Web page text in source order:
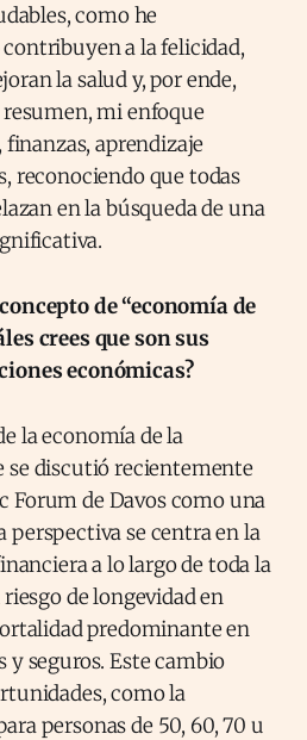
como he
a la felicidad,
la salud y, por ende,
mi enfoque
aprendizaje
reconociendo que todas
en la búsqueda de una
de “economía de
crees que son sus
económicas?
la economía de la
se discutió recientemente
Forum de Davos como una
perspectiva se centra en la
a lo largo de toda la
de longevidad en
predominante en
seguros. Este cambio
como la
personas de 50, 60, 70 u